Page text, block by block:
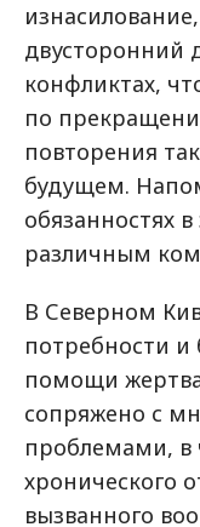
двусторонний
конфликтах,
по
повторения
будущем.
обязанностях
различным
В Северном
потребности и
помощи
сопряжено с
проблемами, в
хронического
вызванного